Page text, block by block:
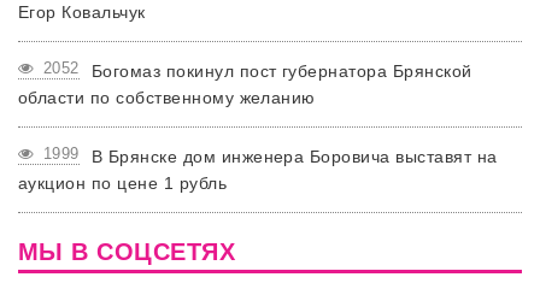
Егор Ковальчук
2052
Богомаз покинул пост губернатора Брянской
области по собственному желанию
1999
В Брянске дом инженера Боровича выставят на
аукцион по цене 1 рубль
МЫ В СОЦСЕТЯХ